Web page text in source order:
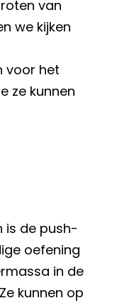
van
we kijken
voor het
ze kunnen
is de push-
oefening
in de
kunnen op